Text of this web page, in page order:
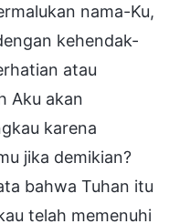
nama-Ku,
kehendak-
atau
Aku akan
karena
jika demikian?
bahwa Tuhan itu
telah memenuhi